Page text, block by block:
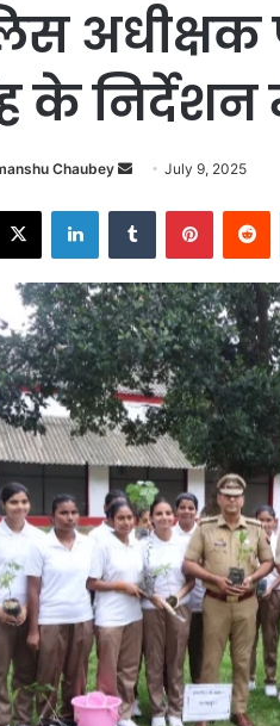
के निर्देशन
Chaubey July 9, 2025